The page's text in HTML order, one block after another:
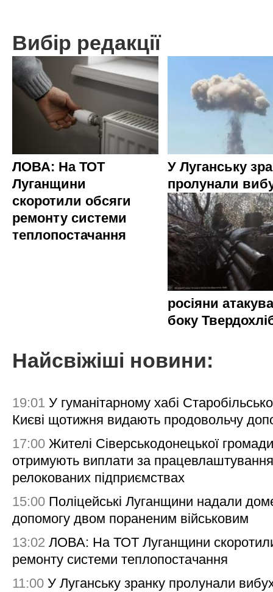
Вибір редакції
ЛОВА: На ТОТ
Луганщини
скоротили обсяги
ремонту системи
теплопостачання
У Луганську
пролунали
росіяни
боку
Найсвіжіші новини:
19:01 У гуманітарному хабі
Києві щотижня видають продовольчу
17:00 Жителі Сіверськодонецької
отримують виплати за
релокованих підприємствах
15:00 Поліцейські Луганщини надали
допомогу двом пораненим військовим
13:02 ЛОВА: На ТОТ Луганщини
ремонту системи теплопостачання
11:00 У Луганську зранку пролунали